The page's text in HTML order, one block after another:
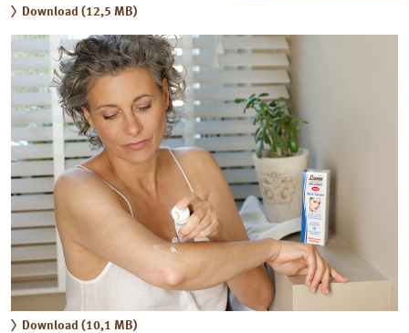
Download (12,5 MB)
Download (10,1 MB)